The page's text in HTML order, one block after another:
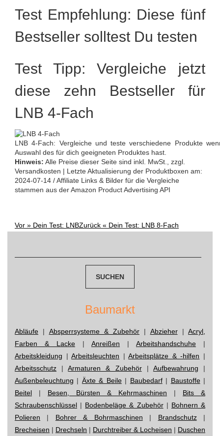
Test Empfehlung: Diese fünf
Bestseller solltest Du testen
Test Tipp: Vergleiche jetzt
diese zehn Bestseller für
LNB 4-Fach
LNB 4-Fach: Vergleiche und teste verschiedene Produkte
Auswahl des für dich geeigneten Produktes hast.
Hinweis: Alle Preise dieser Seite sind inkl. MwSt., zzgl.
Versandkosten | Letzte Aktualisierung der Produktboxen am:
2024-07-14 / Affiliate Links & Bilder für die Vergleiche
stammen aus der Amazon Product Advertising API
navigation
Vor » Dein Test: LNBZurück « Dein Test: LNB 8-Fach
Baumarkt
Abläufe | Absperrsysteme & Zubehör | Abzieher| Acryl,
Farben & Lacke | Anreißen | Arbeitshandschuhe |
Arbeitskleidung |Arbeitsleuchten |Arbeitsplätze & -hilfen |
Arbeitsschutz |Armaturen & Zubehör| Aufbewahrung |
Außenbeleuchtung | Äxte & Beile| Baubedarf| Baustoffe|
Beitel | Besen, Bürsten & Kehrmaschinen | Bits &
Schraubenschlüssel | Bodenbeläge & Zubehör| Bohnern &
Polieren | Bohrer & Bohrmaschinen | Brandschutz|
Brecheisen | Drechseln | Durchtreiber & Locheisen | Duschen